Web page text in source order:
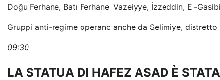
Doğu Ferhane, Batı Ferhane, Vazeiyye, İzzeddin, El-
Gruppi anti-regime operano anche da Selimiye, distretto
09:30
LA STATUA DI HAFEZ ASAD È